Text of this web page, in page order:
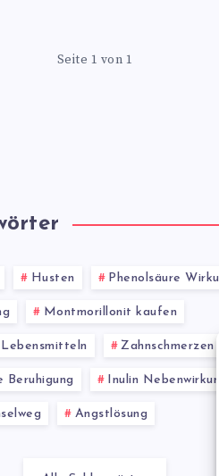
Seite 1 von 1
Husten Phenolsäure
Montmorillonit kaufen
Zahnschmerzen
Beruhigung Inulin
Angstlösung